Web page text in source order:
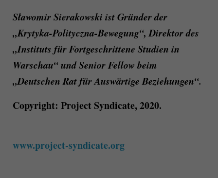
Sławomir Sierakowski ist Gründer der
„Krytyka-Polityczna-Bewegung“, Direktor des
„Instituts für Fortgeschrittene Studien in
Warschau“ und Senior Fellow beim
„Deutschen Rat für Auswärtige Beziehungen“.
Copyright: Project Syndicate, 2020.
www.project-syndicate.org